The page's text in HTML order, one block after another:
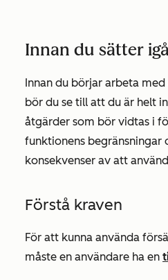
Innan du sätter
Innan du börjar arbeta
bör du se till att du är helt
åtgärder som bör vidtas i
funktionens begränsningar
konsekvenser av att
Förstå kraven
För att kunna använda
måste en användare ha en